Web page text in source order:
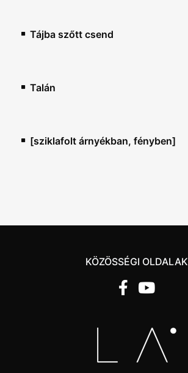
Tájba szőtt csend
Talán
[sziklafolt árnyékban, fényben]
KÖZÖSSÉGI OLDALAK